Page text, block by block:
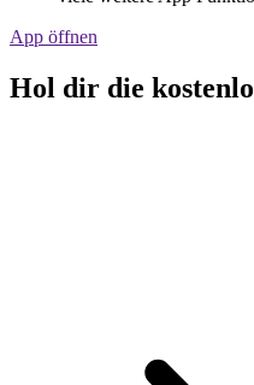
App öffnen
Hol dir die